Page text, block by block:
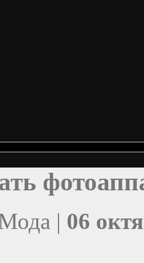
| 06